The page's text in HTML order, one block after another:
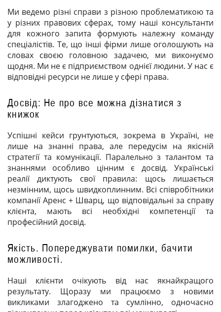
Ми ведемо різні справи з різною проблематикою та
у різних правових сферах, тому наші консультанти
для кожного запита формують належну команду
спеціалістів. Те, що інші фірми лише оголошують на
словах своєю головною задачею, ми виконуємо
щодня. Ми не є підприємством однієї людини. У нас є
відповідні ресурси не лише у сфері права.
Досвід: Не про все можна дізнатися з
книжок
Успішні кейси грунтуються, зокрема в Україні, не
лише на знанні права, але передусім на якісній
стратегії та комунікації. Паралельно з талантом та
знаннями особливо цінним є досвід. Українські
реалії диктують свої правила: щось лишається
незмінним, щось швидкоплинним. Всі співробітники
компанії Аренс + Шварц, що відповідальні за справу
клієнта, мають всі необхідні компетенції та
професійний досвід.
Якість. Попереджувати помилки, бачити
можливості.
Наші клієнти очікують від нас якнайкращого
результату. Щоразу ми працюємо з новими
викликами злагоджено та сумлінно, одночасно